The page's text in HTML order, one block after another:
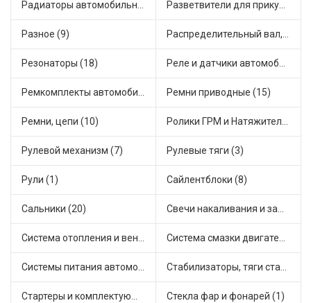
Радиаторы автомобильные (7) Разветвители для прикуривателя (2)
Разное (9) Распределительный вал, шестерни распределительного (3)
Резонаторы (18) Реле и датчики автомобильные (81)
Ремкомплекты автомобильные (19) Ремни приводные (15)
Ремни, цепи (10) Ролики ГРМ и Натяжители (16)
Рулевой механизм (7) Рулевые тяги (3)
Рули (1) Сайлентблоки (8)
Сальники (20) Свечи накаливания и зажигания (22)
Система отопления и вентиляции (8) Система смазки двигателя (5)
Системы питания автомобиля (12) Стабилизаторы, тяги стабилизатора, стойки стабилиз (4)
Стартеры и комплектующие (20) Стекла фар и фонарей (1)